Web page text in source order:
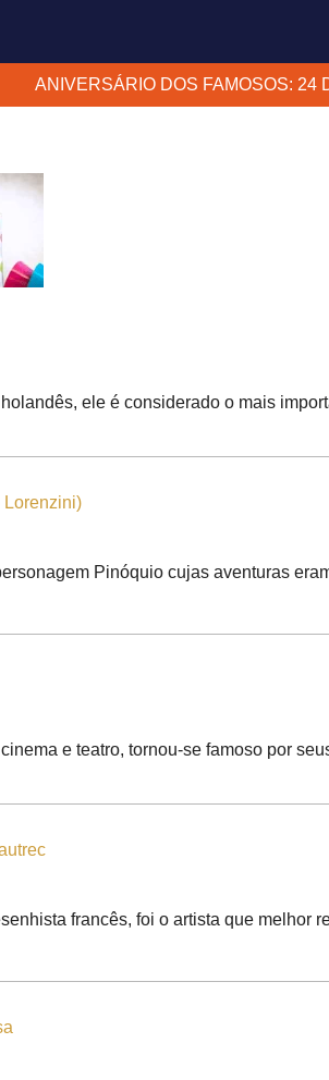
ANIVERSÁRIO DOS FAMOSOS: 24
ele é considerado o mais
Pinóquio cujas aventuras
e teatro, tornou-se famoso por
francês, foi o artista que melhor